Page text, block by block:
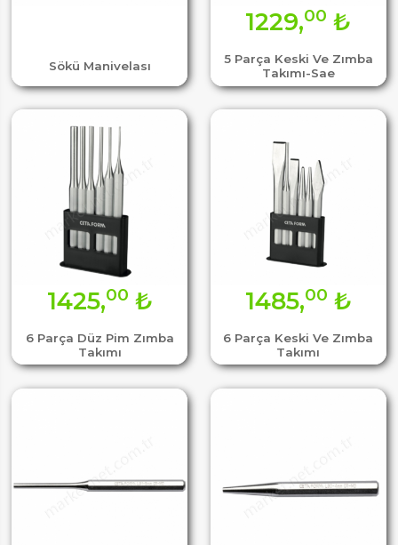
Sökü Manivelası
5 Parça Keski Ve Zımba
Takımı-Sae
1229,00 ₺
6 Parça Düz Pim Zımba
Takımı
1425,00 ₺
6 Parça Keski Ve Zımba
Takımı
1485,00 ₺